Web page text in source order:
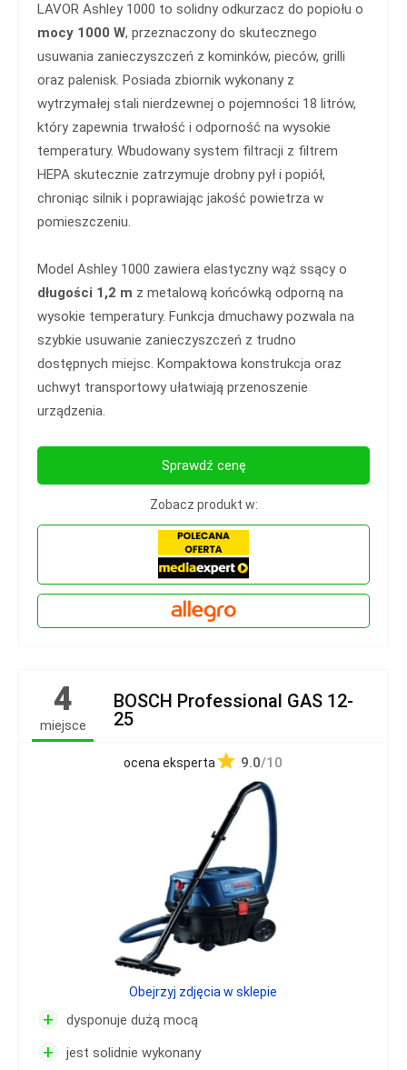
LAVOR Ashley 1000 to solidny odkurzacz do popiołu o
mocy 1000 W, przeznaczony do skutecznego
usuwania zanieczyszczeń z kominków, pieców, grilli
oraz palenisk. Posiada zbiornik wykonany z
wytrzymałej stali nierdzewnej o pojemności 18 litrów,
który zapewnia trwałość i odporność na wysokie
temperatury. Wbudowany system filtracji z filtrem
HEPA skutecznie zatrzymuje drobny pył i popiół,
chroniąc silnik i poprawiając jakość powietrza w
pomieszczeniu.
Model Ashley 1000 zawiera elastyczny wąż ssący o
długości 1,2 m z metalową końcówką odporną na
wysokie temperatury. Funkcja dmuchawy pozwala na
szybkie usuwanie zanieczyszczeń z trudno
dostępnych miejsc. Kompaktowa konstrukcja oraz
uchwyt transportowy ułatwiają przenoszenie
urządzenia.
Sprawdź cenę
Zobacz produkt w:
4
miejsce
BOSCH Professional GAS 12-
25
ocena eksperta 9.0/10
+ dysponuje dużą mocą
+ jest solidnie wykonany
Obejrzyj zdjęcia w sklepie